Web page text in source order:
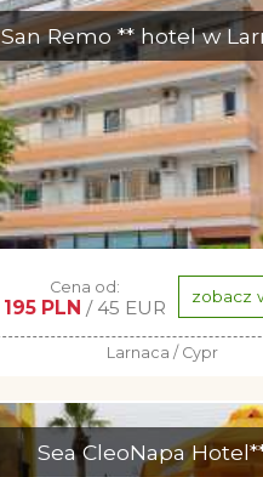
San Remo ** hotel w
Cena od:
195 PLN / 45 EUR zobacz
Larnaca / Cypr
Sea CleoNapa